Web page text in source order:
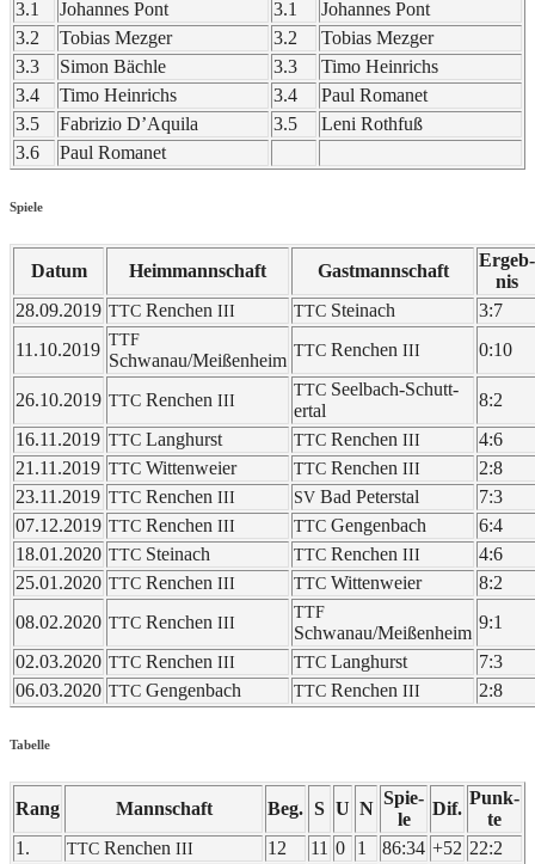
3.1
Johan­nes Pont 3.1
Johan­nes Pont
3.2
Tobi­as Mezger 3.2
Tobi­as Mezger
3.3
Simon Bäch­le 3.3
Timo Hein­richs
3.4
Timo Hein­richs 3.4
Paul Romanet
3.5
Fabri­zio D’Aquila 3.5
Leni Roth­fuß
3.6
Paul Romanet
Spiele
Datum Heim­mann­schaft Gast­mann­schaft
Ergeb­
nis
28.09.2019 TTC Renchen III TTC Stein­ach
3:7
11.10.2019 TTF
Schwanau/Meißenheim TTC Renchen III 0:10
26.10.2019 TTC Renchen III
TTC Seel­bach-Schutt­
er­tal
8:2
16.11.2019 TTC Lang­hurst TTC Renchen III
4:6
21.11.2019 TTC Witten­wei­er TTC Renchen III
2:8
23.11.2019 TTC Renchen III SV Bad Peterstal
7:3
07.12.2019 TTC Renchen III TTC Gengen­bach
6:4
18.01.2020 TTC Stein­ach TTC Renchen III
4:6
25.01.2020 TTC Renchen III TTC Witten­wei­er
8:2
08.02.2020 TTC Renchen III
TTF
Schwanau/Meißenheim
9:1
02.03.2020 TTC Renchen III TTC Lang­hurst
7:3
06.03.2020 TTC Gengen­bach TTC Renchen III 2:8
Tabelle
Rang Mann­schaft Beg. S U N
Spie­
le
Dif.
Punk­
te
1.
TTC Renchen III 12 11 0 1 86:34 +52 22:2